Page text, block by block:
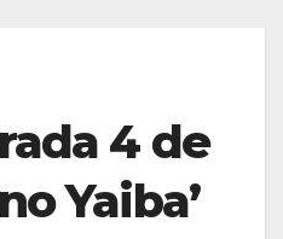
4 de
Yaiba’